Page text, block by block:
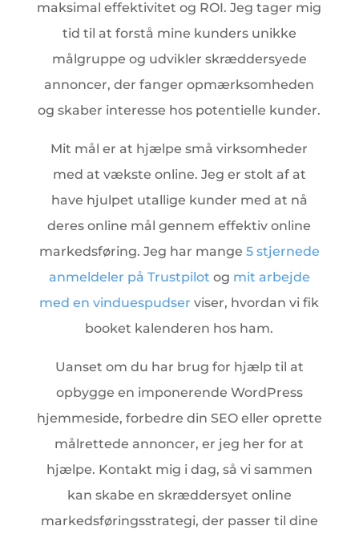
maksimal effektivitet og ROI. Jeg tager mig
tid til at forstå mine kunders unikke
målgruppe og udvikler skræddersyede
annoncer, der fanger opmærksomheden
og skaber interesse hos potentielle kunder.
Mit mål er at hjælpe små virksomheder
med at vækste online. Jeg er stolt af at
have hjulpet utallige kunder med at nå
deres online mål gennem effektiv online
markedsføring. Jeg har mange 5 stjernede
anmeldeler på Trustpilot og mit arbejde
med en vinduespudser viser, hvordan vi fik
booket kalenderen hos ham.
Uanset om du har brug for hjælp til at
opbygge en imponerende WordPress
hjemmeside, forbedre din SEO eller oprette
målrettede annoncer, er jeg her for at
hjælpe. Kontakt mig i dag, så vi sammen
kan skabe en skræddersyet online
markedsføringsstrategi, der passer til dine